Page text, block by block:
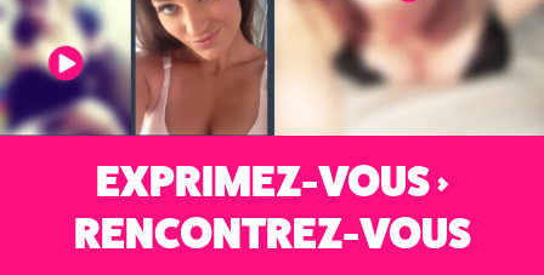
EXPRIMEZ-VOUS >
RENCONTREZ-VOUS